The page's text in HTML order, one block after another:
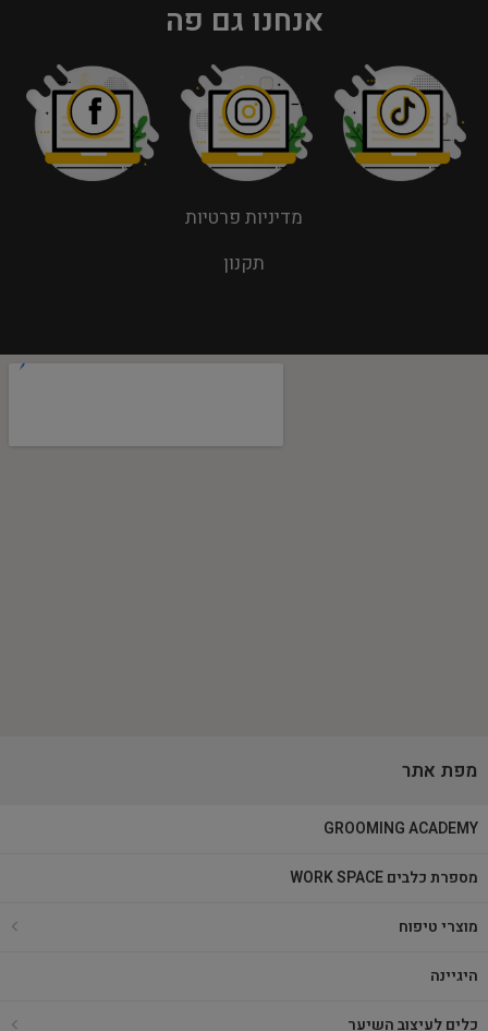
אנחנו גם פה
מדיניות פרטיות
תקנון
מפת אתר
GROOMING ACADEMY
מספרת כלבים WORK SPACE
מוצרי טיפוח
היגיינה
כלים לעיצוב השיער